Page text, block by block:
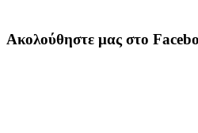
Ακολούθηστε μας στο